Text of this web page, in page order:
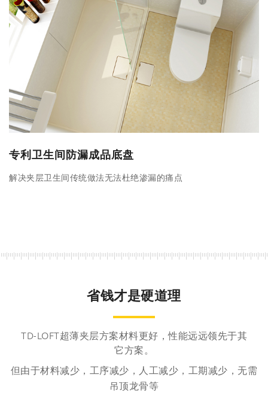
专利卫生间防漏成品底盘
解决夹层卫生间传统做法无法杜绝渗漏的痛点
省钱才是硬道理
TD-LOFT超薄夹层方案材料更好，性能远远领先于其
它方案。
但由于材料减少，工序减少，人工减少，工期减少，无需
吊顶龙骨等